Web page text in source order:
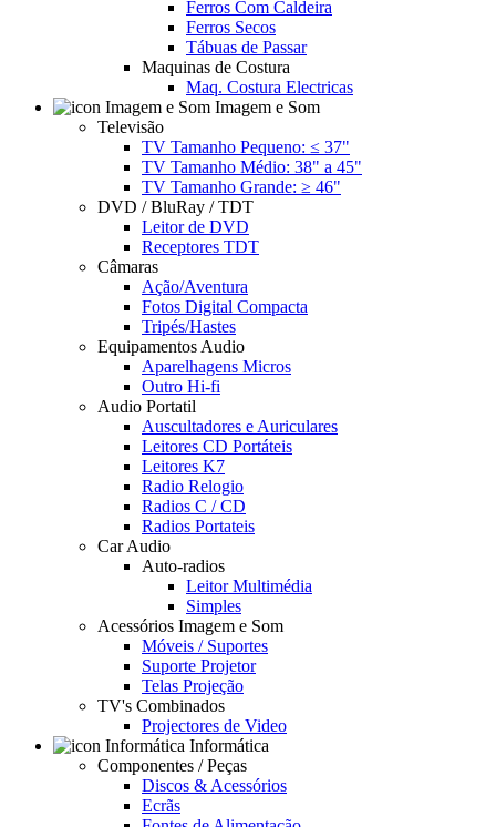
Ferros Com Caldeira
Ferros Secos
Tábuas de Passar
Maquinas de Costura
Maq. Costura Electricas
Imagem e Som
Televisão
TV Tamanho Pequeno: ≤ 37"
TV Tamanho Médio: 38" a 45"
TV Tamanho Grande: ≥ 46"
DVD / BluRay / TDT
Leitor de DVD
Receptores TDT
Câmaras
Ação/Aventura
Fotos Digital Compacta
Tripés/Hastes
Equipamentos Audio
Aparelhagens Micros
Outro Hi-fi
Audio Portatil
Auscultadores e Auriculares
Leitores CD Portáteis
Leitores K7
Radio Relogio
Radios C / CD
Radios Portateis
Car Audio
Auto-radios
Leitor Multimédia
Simples
Acessórios Imagem e Som
Móveis / Suportes
Suporte Projetor
Telas Projeção
TV's Combinados
Projectores de Video
Informática
Componentes / Peças
Discos & Acessórios
Ecrãs